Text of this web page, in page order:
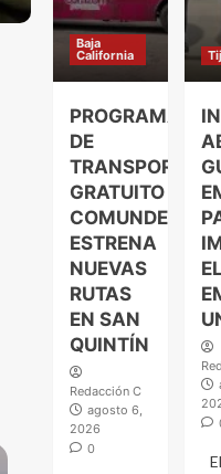
Baja
California
PROGRAMA
DE
TRANSPORTE
GRATUITO
COMUNDER
ESTRENA
NUEVAS
RUTAS
EN SAN
QUINTÍN
Redacción C
agosto 6,
2026
0
EL
El